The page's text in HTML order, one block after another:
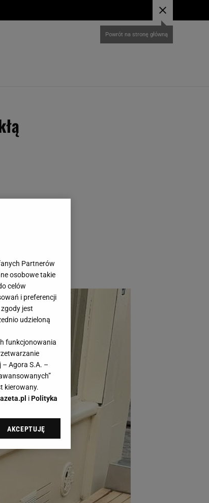
Jeszcze
co dzień.
w obiekt
Partnerów
osobowe takie
celów
i preferencji
jest
udzieloną
funkcjonowania
– Agora S.A. –
kierowany.
iPolityka
z o.o., jej
poprzez
ustawień
AKCEPTUJĘ